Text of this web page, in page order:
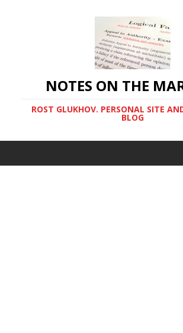
NOTES ON THE
ROST GLUKHOV. PERSONAL SITE
BLOG